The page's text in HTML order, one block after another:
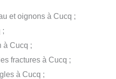
et oignons à Cucq ;
;
à Cucq ;
fractures à Cucq ;
à Cucq ;